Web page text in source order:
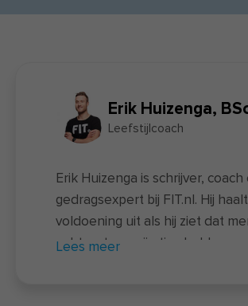
Erik Huizenga,
Leefstijlcoach
Erik Huizenga is schrijver, coach
gedragsexpert bij FIT.nl. Hij
voldoening uit als hij ziet dat
echt wat aan zijn tips hebben en
Lees meer